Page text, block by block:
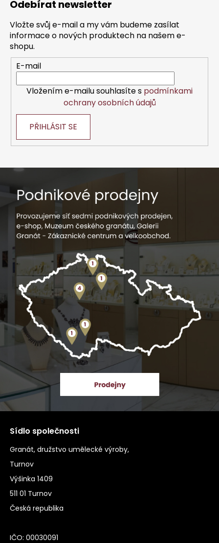
5
hvězdiček.
Odebírat newsletter
Vložte svůj e-mail a my vám budeme zasílat
informace o nových produktech na našem e-
shopu.
E-mail
Vložením e-mailu souhlasíte s podmínkami
ochrany osobních údajů
PŘIHLÁSIT SE
Sídlo společnosti
Granát, družstvo umělecké výroby,
Turnov
Výšinka 1409
511 01 Turnov
Česká republika
IČO: 00030091